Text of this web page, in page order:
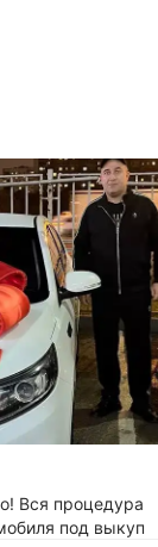
Вся процедура
под выкуп